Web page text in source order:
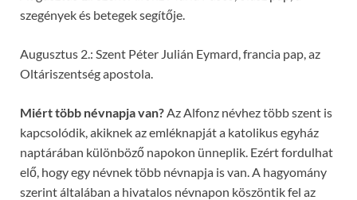
szegények és betegek segítője.
Augusztus 2.: Szent Péter Julián Eymard, francia pap, az
Oltáriszentség apostola.
Miért több névnapja van? Az Alfonz névhez több szent is
kapcsolódik, akiknek az emléknapját a katolikus egyház
naptárában különböző napokon ünneplik. Ezért fordulhat
elő, hogy egy névnek több névnapja is van. A hagyomány
szerint általában a hivatalos névnapon köszöntik fel az